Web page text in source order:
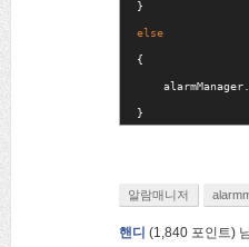
{
}
알람매니저
핸디 (1,840 포인트)